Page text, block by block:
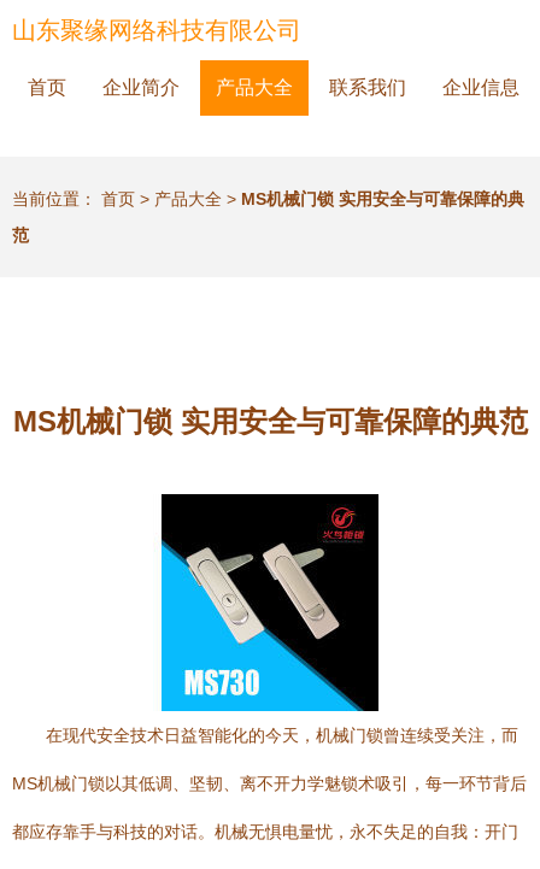
山东聚缘网络科技有限公司
首页 企业简介 产品大全 联系我们 企业信息
当前位置： 首页 > 产品大全 > MS机械门锁 实用安全与可靠保障的典
范
MS机械门锁 实用安全与可靠保障的典范
在现代安全技术日益智能化的今天，机械门锁曾连续受关注，而
MS机械门锁以其低调、坚韧、离不开力学魅锁术吸引，每一环节背后
都应存靠手与科技的对话。机械无惧电量忧，永不失足的自我：开门